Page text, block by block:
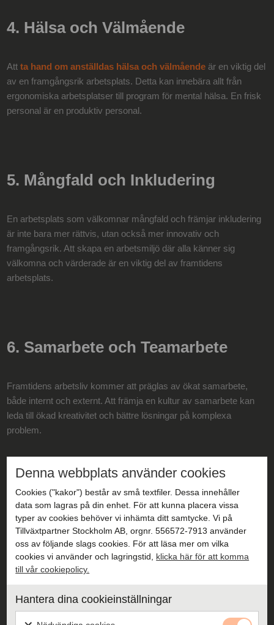
4. Hälsa och Välmående
Attta hand om anställdas hälsa och välmående är en viktig del
av en framgångsrik arbetsplats. Detta kan innebära allt från
ergonomiska arbetsplatser till program för mental hälsa. En frisk
personal är en produktiv personal.
5. Mångfald och Inkludering
En arbetsplats som välkomnar mångfald och främjar inkludering
är inte bara mer rättvis, utan också mer innovativ och
framgångsrik. Att skapa en arbetsmiljö där alla känner sig
välkomna och värderade är en viktig del av framtidens
arbetsplats.
6. Samarbete och Teamarbete
Framtidens arbetsliv kommer att präglas av ökat samarbete,
både internt och externt. Att främja en kultur av samarbete kan
leda till ökad kreativitet och bättre lösningar på komplexa
problem.
arbetsplatsenoch hur man arbetar med jämställdhet på
arbetsplatsen.
7. Anpassning och Resiliens
I en snabbt föränderlig värld är anpassningsbarhet och resiliens
avgörande egenskaper för både individer och organisationer. Att
Denna webbplats använder cookies
Cookies ("kakor") består av små textfiler. Dessa innehåller
data som lagras på din enhet. För att kunna placera vissa
typer av cookies behöver vi inhämta ditt samtycke. Vi på
Tillväxtpartner Stockholm AB, orgnr. 556572-7913 använder
oss av följande slags cookies. För att läsa mer om vilka
cookies vi använder och lagringstid, klicka här för att komma
till vår cookiepolicy.
Hantera dina cookieinställningar